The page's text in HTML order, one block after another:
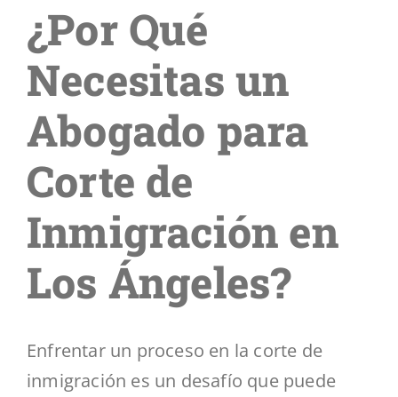
Videos
Segmentos
Blog
Contáctenos
Larger
Image
¿Por Qué
Necesitas un
Abogado para
Corte de
Inmigración en
Los Ángeles?
Enfrentar un proceso en la corte de
inmigración es un desafío que puede